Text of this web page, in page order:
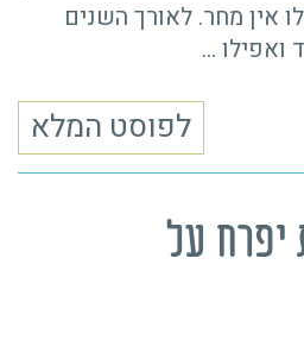
אין מחר. לאורך השנים
ואפילו …
לפוסט המלא
יפרח על